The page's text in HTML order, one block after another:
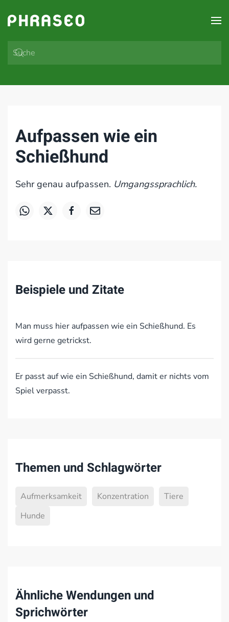
Zum Hauptinhalt springen
Aufpassen wie ein
Schießhund
Sehr genau aufpassen. Umgangssprachlich.
Beispiele und Zitate
Man muss hier aufpassen wie ein Schießhund. Es
wird gerne getrickst.
Er passt auf wie ein Schießhund, damit er nichts vom
Spiel verpasst.
Themen und Schlagwörter
Aufmerksamkeit Konzentration
Tiere
Hunde
Ähnliche Wendungen und
Sprichwörter